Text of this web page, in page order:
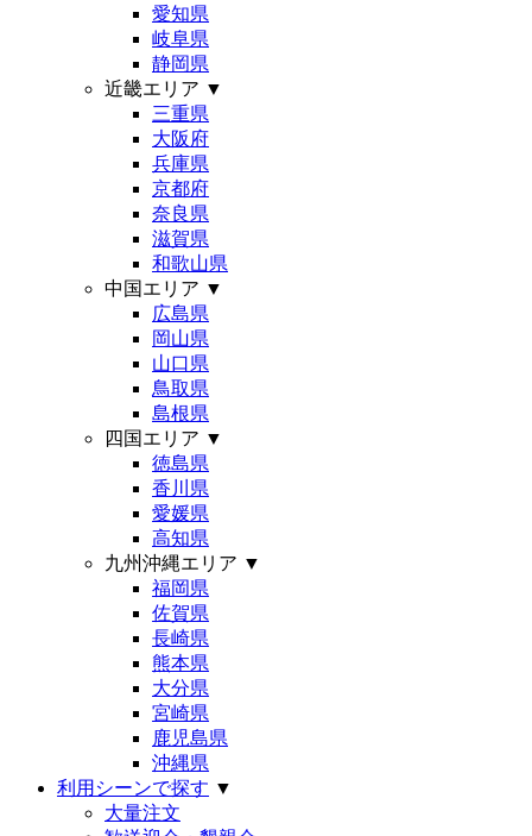
愛知県
岐阜県
静岡県
近畿エリア ▼
三重県
大阪府
兵庫県
京都府
奈良県
滋賀県
和歌山県
中国エリア ▼
広島県
岡山県
山口県
鳥取県
島根県
四国エリア ▼
徳島県
香川県
愛媛県
高知県
九州沖縄エリア ▼
福岡県
佐賀県
長崎県
熊本県
大分県
宮崎県
鹿児島県
沖縄県
利用シーンで探す ▼
大量注文